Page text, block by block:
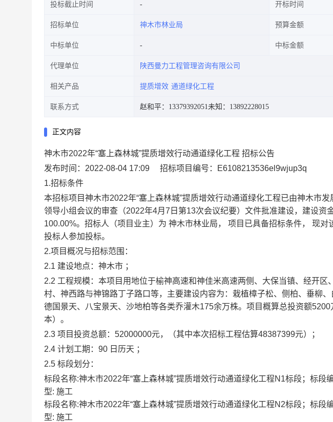
投标截止时间 开标时间
招标单位 神木市林业局 预算金额
中标单位 中标金额
代理单位 陕西曼力工程管理咨询有限公司
相关产品 提质增效 通道绿化工程
联系方式 赵和平：13379392051未知：13892228015
正文内容
神木市2022年“塞上森林城”提质增效行动通道绿化工程 招标公告
发布时间：2022-08-04 17:09
招标项目编号：E6108213536el9wjup3q
1.招标条件
本招标项目神木市2022年“塞上森林城”提质增效行动通道绿化工程已由神木市
领导小组会议的审查（2022年4月7日第13次会议纪要）文件批准建设，建设资
100.00%。招标人（项目业主）为 神木市林业局， 项目已具备招标条件， 现
投标人参加投标。
2.项目概况与招标范围：
2.1 建设地点：神木市 ；
2.2 工程规模：本项目用地位于榆神高速和神佳米高速两侧、大保当镇、经开
村、神西路与神锦路丁子路口等，主要建设内容为：栽植樟子松、侧柏、垂柳、
德国景天、八宝景天、沙地柏等各类乔灌木175余万株。项目概算总投资额
本）。
2.3 项目投资总额：52000000元，（其中本次招标工程估算48387399元）；
2.4 计划工期：90 日历天 ；
2.5 标段划分：
标段名称:神木市2022年“塞上森林城”提质增效行动通道绿化工程N1标段；标
型: 施工
标段名称:神木市2022年“塞上森林城”提质增效行动通道绿化工程N2标段；标
型: 施工